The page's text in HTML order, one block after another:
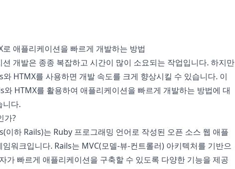
로 애플리케이션을 빠르게 개발하는 방법
션 개발은 종종 복잡하고 시간이 많이 소요되는 작업입니다. 하지만
HTMX를 사용하면 개발 속도를 크게 향상시킬 수 있습니다. 이
와 HTMX를 활용하여 애플리케이션을 빠르게 개발하는 방법에 대
니다.
가?
이하 Rails)는 Ruby 프로그래밍 언어로 작성된 오픈 소스 웹 애플
임워크입니다. Rails는 MVC(모델-뷰-컨트롤러) 아키텍처를 기반으
가 빠르게 애플리케이션을 구축할 수 있도록 다양한 기능을 제공